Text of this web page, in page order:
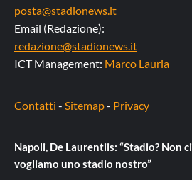
posta@stadionews.it
Email (Redazione):
redazione@stadionews.it
ICT Management: Marco Lauria
Contatti - Sitemap- Privacy
Napoli, De Laurentiis: “Stadio? Non
vogliamo uno stadio nostro”